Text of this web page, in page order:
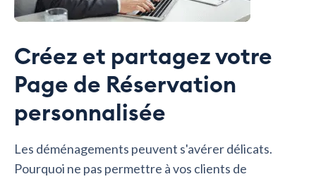
Créez et partagez votre
Page de Réservation
personnalisée
Les déménagements peuvent s'avérer délicats.
Pourquoi ne pas permettre à vos clients de